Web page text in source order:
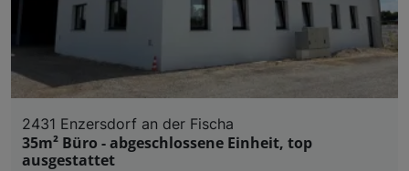
2431 Enzersdorf an der Fischa
35m² Büro - abgeschlossene Einheit, top
ausgestattet